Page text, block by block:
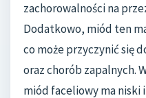
zachorowalności na
Dodatkowo, miód ten
co może przyczynić się
oraz chorób zapalnych.
miód faceliowy ma niski